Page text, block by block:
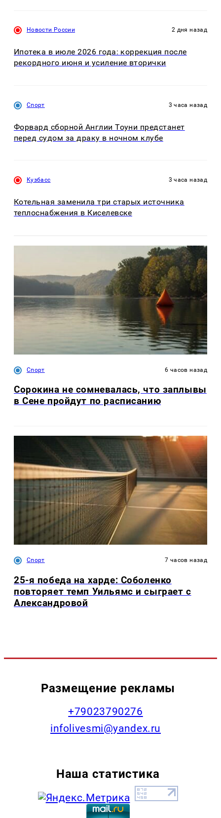
Новости России 2 дня назад
Ипотека в июле 2026 года: коррекция после
рекордного июня и усиление вторички
Спорт 3 часа назад
Форвард сборной Англии Тоуни предстанет
перед судом за драку в ночном клубе
Кузбасс 3 часа назад
Котельная заменила три старых источника
теплоснабжения в Киселевске
Спорт 6 часов назад
Сорокина не сомневалась, что заплывы
в Сене пройдут по расписанию
Спорт 7 часов назад
25-я победа на харде: Соболенко
повторяет темп Уильямс и сыграет с
Александровой
Размещение рекламы
+79023790276
infolivesmi@yandex.ru
Наша статистика